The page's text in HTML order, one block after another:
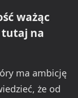
ważąc
tutaj na
ma ambicję
że od